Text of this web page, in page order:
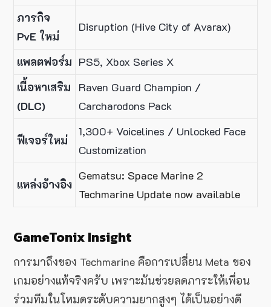
ภารกิจ
PvE ใหม่
Disruption (Hive City of Avarax)
แพลตฟอร์ม PS5, Xbox Series X
เนื้อหาเสริม
(DLC)
Raven Guard Champion /
Carcharodons Pack
ฟีเจอร์ใหม่
1,300+ Voicelines / Unlocked Face
Customization
แหล่งอ้างอิง
Gematsu: Space Marine 2
Techmarine Update now available
GameTonix Insight
การมาถึงของ Techmarine คือการเปลี่ยน Meta ของ
เกมอย่างแท้จริงครับ เพราะมันช่วยลดภาระให้เพื่อน
ร่วมทีมในโหมดระดับความยากสูงๆ ได้เป็นอย่างดี